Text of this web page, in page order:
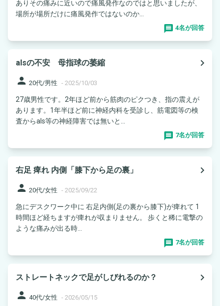
ありその痛みに近いので痛風発作なのではと思いましたが、
場所が場所だけに痛風発作ではないのか...
4名が回答
alsの不安 母指球の萎縮
navigate_next
person 20代/男性 - 2025/10/03
27歳男性です。2年ほど前から筋肉のピクつき、指の震えが
あります。1年半ほど前に神経内科を受診し、筋電図等の検
査からals等の神経障害では無いと...
7名が回答
右足 痺れ 内側「膝下から足の裏」
navigate_next
person 20代/女性 - 2025/09/22
急にデスクワーク中に 右足内側(足の裏から膝下)が痺れて 1
時間ほど経ちますが痺れが収まりません。 歩くと稀に電撃の
ような痛みが出る時...
7名が回答
ストレートネックで足がしびれるのか？
navigate_next
person 40代/女性 - 2026/05/15